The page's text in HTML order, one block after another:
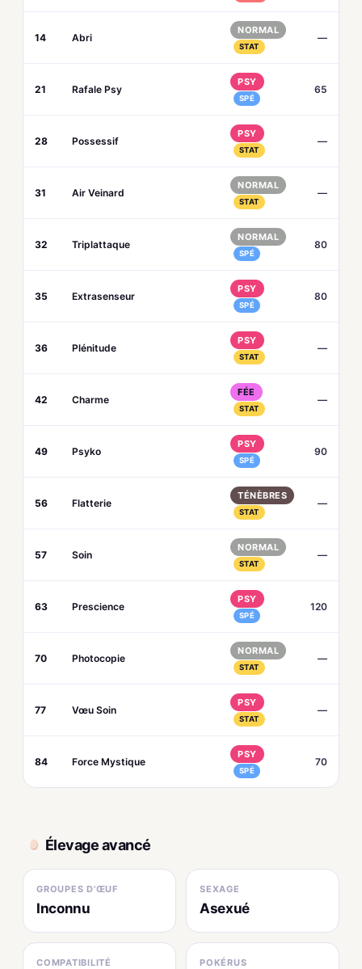
14 Abri
NORMAL
STAT
—
21 Rafale Psy
PSY
SPÉ
65
28 Possessif
PSY
STAT
—
31 Air Veinard
NORMAL
STAT
—
32 Triplattaque
NORMAL
SPÉ
80
35 Extrasenseur
PSY
SPÉ
80
36 Plénitude
PSY
STAT
—
42 Charme
FÉE
STAT
—
49 Psyko
PSY
SPÉ
90
56 Flatterie
TÉNÈBRES
STAT
—
57 Soin
NORMAL
STAT
—
63 Prescience
PSY
SPÉ
120
70 Photocopie
NORMAL
STAT
—
77 Vœu Soin
PSY
STAT
—
84 Force Mystique
PSY
SPÉ
70
Élevage avancé
GROUPES D'ŒUF
Inconnu
SEXAGE
Asexué
COMPATIBILITÉ
POKÉRUS